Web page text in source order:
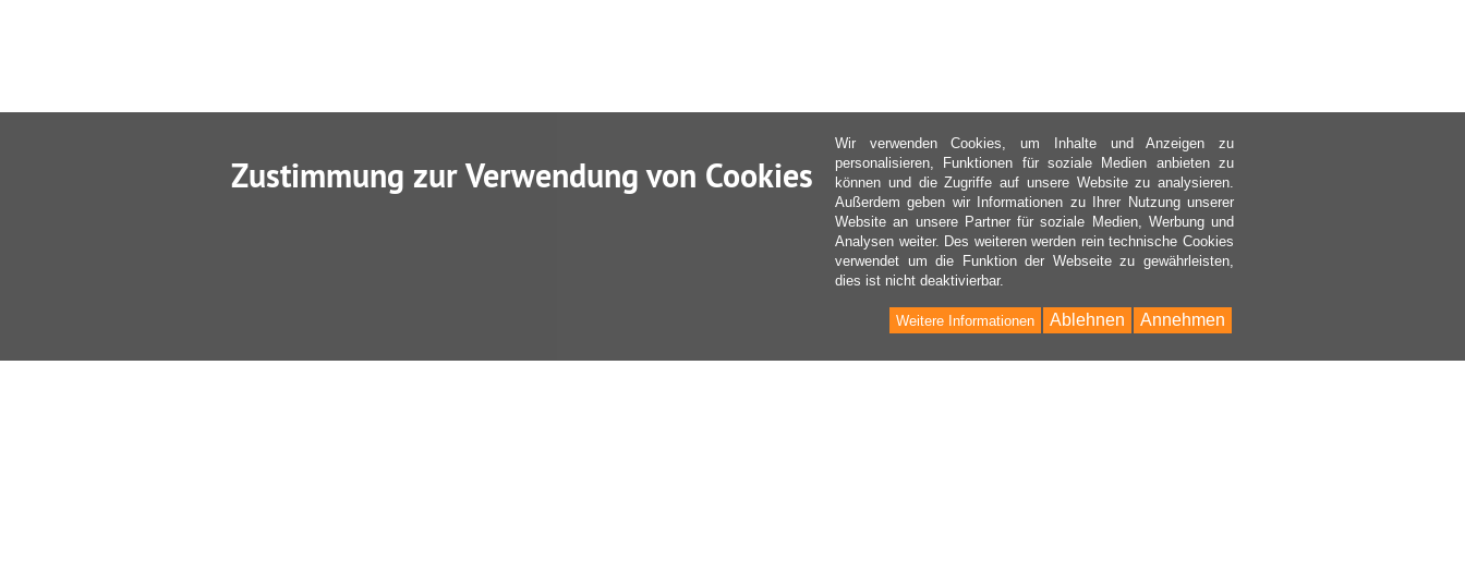
Zustimmung zur Verwendung von Cookies
Wir verwenden Cookies, um Inhalte und Anzeigen zu
personalisieren, Funktionen für soziale Medien anbieten zu
können und die Zugriffe auf unsere Website zu analysieren.
Außerdem geben wir Informationen zu Ihrer Nutzung unserer
Website an unsere Partner für soziale Medien, Werbung und
Analysen weiter. Des weiteren werden rein technische Cookies
verwendet um die Funktion der Webseite zu gewährleisten,
dies ist nicht deaktivierbar.
Annehmen
Ablehnen
Weitere Informationen